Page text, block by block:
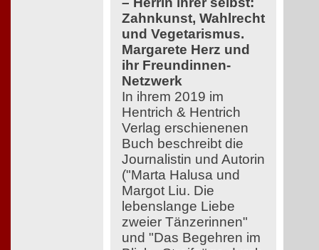
Zahnkunst, Wahlrecht
und Vegetarismus.
Margarete Herz und
ihr Freundinnen-
Netzwerk
In ihrem 2019 im
Hentrich & Hentrich
Verlag erschienenen
Buch beschreibt die
Journalistin und Autorin
("Marta Halusa und
Margot Liu. Die
lebenslange Liebe
zweier Tänzerinnen"
und "Das Begehren im